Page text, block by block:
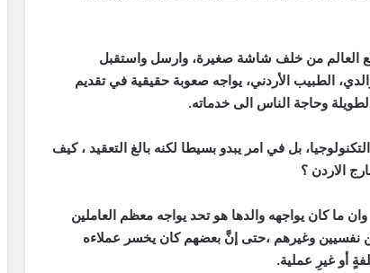
العالم من خلف شاشة صغيرة، وارسل واستقبل
الطبيب الأردني، يواجه صعوبة حقيقية في تقديم
وحاجة الناس الى خدماته.
بل في امر يبدو بسيطا لكنه بالغ التعقيد ، كيف
الاردن ؟
ما كان يواجهه والدها هو تحد يواجه معظم العاملين
نفسيين وغيرهم ،حتى إنَّ بعضهم كان يخسر عملاءه
أو غيرِ عملية.